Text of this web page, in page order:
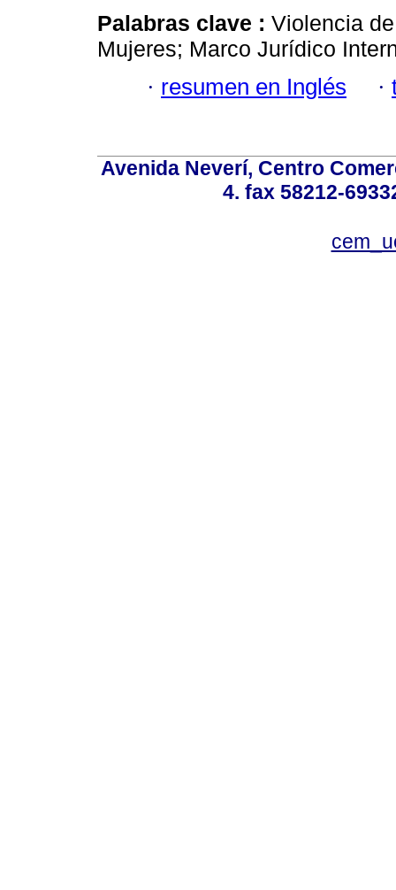
Palabras clave : Violencia
Mujeres; Marco Jurídico
· resumen en Inglés ·
Avenida Neverí, Centro
4. fax 58212-